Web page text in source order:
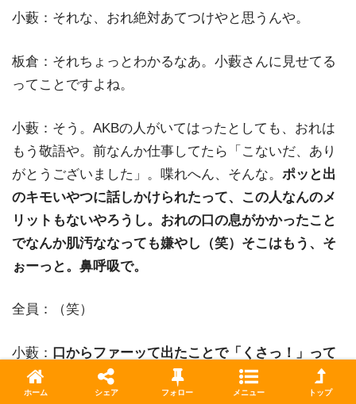
小藪：それな、おれ絶対あてつけやと思うんや。
板倉：それちょっとわかるなあ。小藪さんに見せてる
ってことですよね。
小藪：そう。AKBの人がいてはったとしても、おれは
もう敬語や。前なんか仕事してたら「こないだ、あり
がとうございました」。喋れへん、そんな。 ポッと出
のキモいやつに話しかけられたって、この人なんのメ
リットもないやろうし。おれの口の息がかかったこと
でなんか肌汚ななっても嫌やし（笑）そこはもう、そ
ぉーっと。鼻呼吸で。
全員：（笑）
小藪： 口からファーッて出たことで「くさっ！」って
なにかね、キューティクルが失われるとかそういうこ
ともあるかもわからん（笑）
口で吸うけど、鼻で吐い
ホーム シェア フォロー メニュー トップ